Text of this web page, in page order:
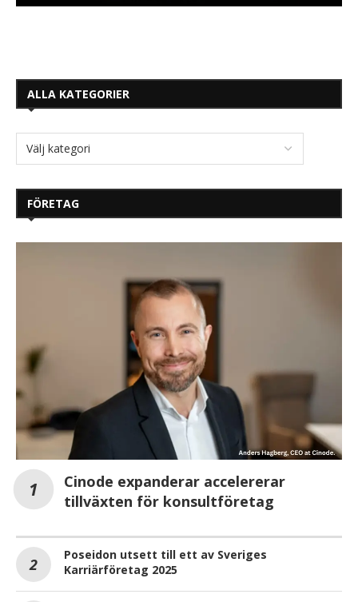
ALLA KATEGORIER
FÖRETAG
Cinode expanderar accelererar
tillväxten för konsultföretag
Poseidon utsett till ett av Sveriges
Karriärföretag 2025